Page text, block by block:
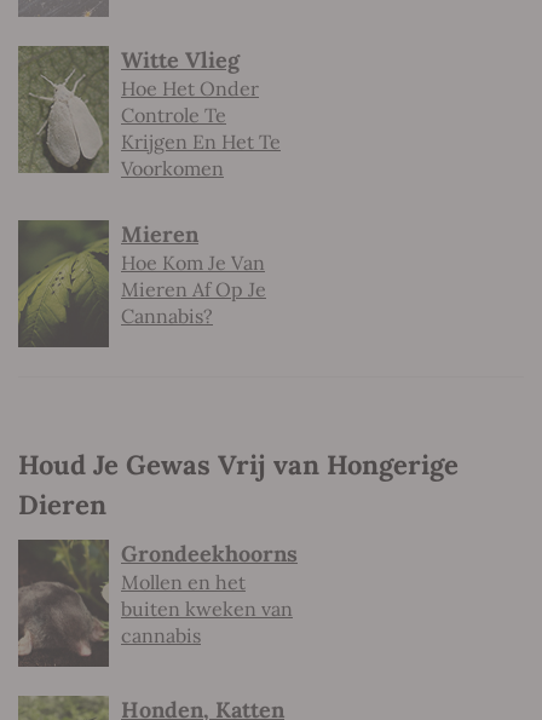
Witte Vlieg
Hoe Het Onder
Controle Te
Krijgen En Het Te
Voorkomen
Mieren
Hoe Kom Je Van
Mieren Af Op Je
Cannabis?
Houd Je Gewas Vrij van Hongerige
Dieren
Grondeekhoorns
Mollen en het
buiten kweken van
cannabis
Honden, Katten